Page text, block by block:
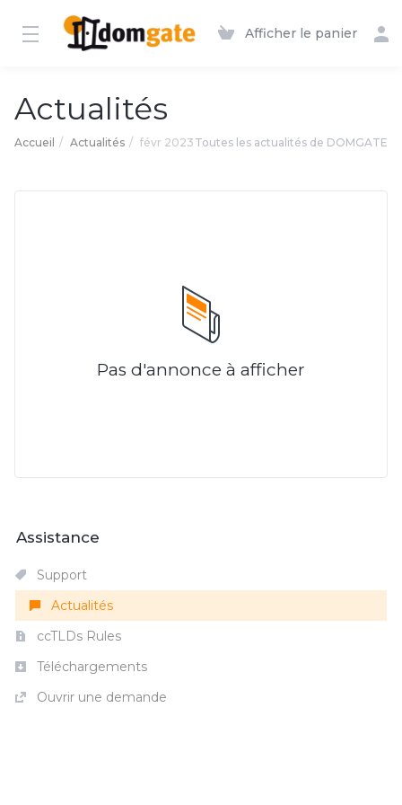
Afficher le panier
Actualités
Accueil Actualités févr 2023 Toutes les actualités de DOMGATE
Pas d'annonce à afficher
Assistance
Support
Actualités
ccTLDs Rules
Téléchargements
Ouvrir une demande